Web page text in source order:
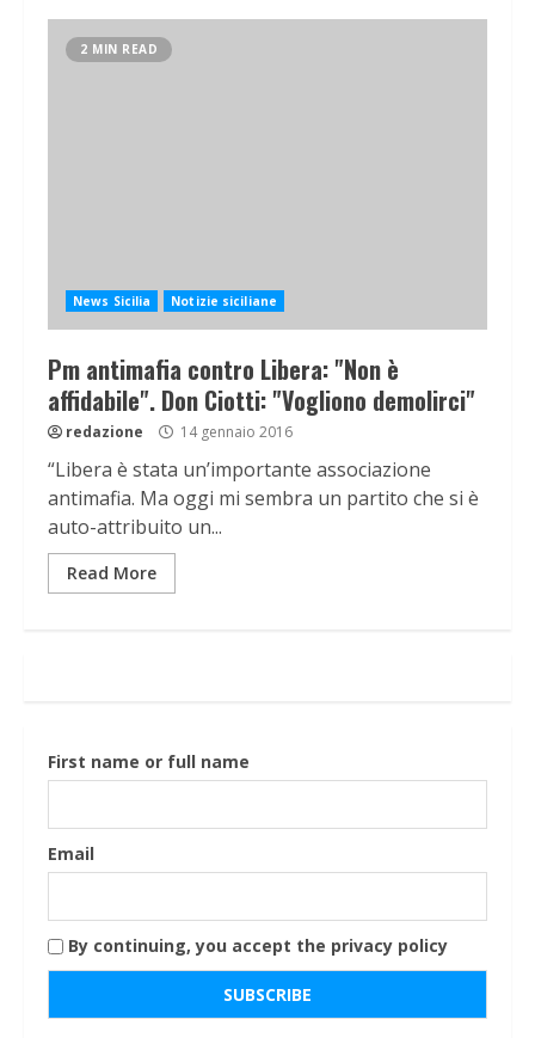
2 MIN READ
News Sicilia Notizie siciliane
Pm antimafia contro Libera: "Non è
affidabile". Don Ciotti: "Vogliono demolirci"
redazione 14 gennaio 2016
“Libera è stata un’importante associazione
antimafia. Ma oggi mi sembra un partito che si è
auto-attribuito un...
Read More
First name or full name
Email
By continuing, you accept the privacy policy